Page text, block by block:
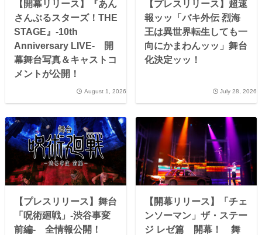
【開幕リリース】『あん
さんぶるスターズ！THE
STAGE』-10th
Anniversary LIVE- 開
幕舞台写真＆キャストコ
メントが公開！
August 1, 2026
【プレスリリース】超速
報ッッ「バキ外伝 烈海
王は異世界転生しても一
向にかまわんッッ」舞台
化決定ッッ！
July 28, 2026
【プレスリリース】舞台
「呪術廻戦」-渋谷事変
前編- 全情報公開！
【開幕リリース】「チェ
ンソーマン」ザ・ステー
ジ レゼ篇 開幕！ 舞